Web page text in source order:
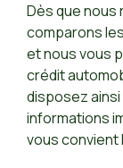
Dès que nous
comparons
et nous vous
crédit
disposez
informations
vous convient